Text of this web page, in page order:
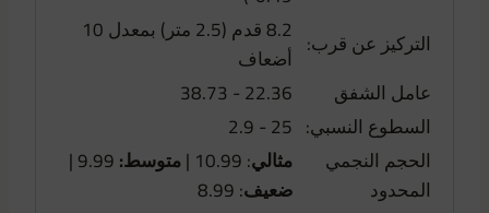
التركيز عن قرب:
8.2 قدم (2.5 متر) بمعدل 10
أضعاف
عامل الشفق
22.36 - 38.73
السطوع النسبي: 25 - 2.9
الحجم النجمي
المحدود
مثالي: 10.99 | متوسط:
ضعيف: 8.99